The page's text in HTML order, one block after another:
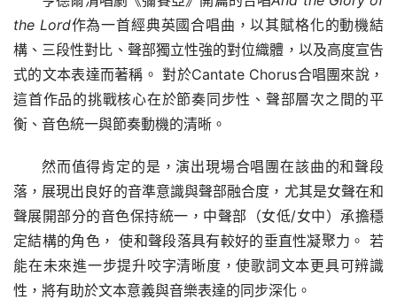
the Lord作為一首經典英國合唱曲，以其賦格化的動機結
構、三段性對比、聲部獨立性強的對位織體，以及高度宣告
式的文本表達而著稱。 對於Cantate Chorus合唱團來說，
這首作品的挑戰核心在於節奏同步性、聲部層次之間的平
衡、音色統一與節奏動機的清晰。
然而值得肯定的是，演出現場合唱團在該曲的和聲段
落，展現出良好的音準意識與聲部融合度，尤其是女聲在和
聲展開部分的音色保持統一，中聲部（女低/女中）承擔穩
定結構的角色， 使和聲段落具有較好的垂直性凝聚力。 若
能在未來進一步提升咬字清晰度，使歌詞文本更具可辨識
性，將有助於文本意義與音樂表達的同步深化。